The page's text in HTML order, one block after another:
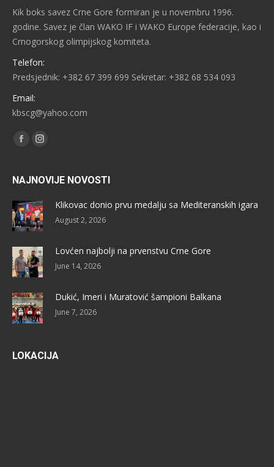
Kik boks savez Crne Gore formiran je u novembru 1996.
godine. Savez je član WAKO IF i WAKO Europe federacije, kao i
Crnogorskog olimpijskog komiteta.
Telefon:
Predsjednik: +382 67 399 699 Sekretar: +382 68 534 093
Email:
kbscg@yahoo.com
Find us on:
FacebookInstagram
NAJNOVIJE NOVOSTI
Klikovac donio prvu medalju sa Mediteranskih igara
August 2, 2026
Lovćen najbolji na prvenstvu Crne Gore
June 14, 2026
Dukić, Imeri i Muratović šampioni Balkana
June 7, 2026
LOKACIJA